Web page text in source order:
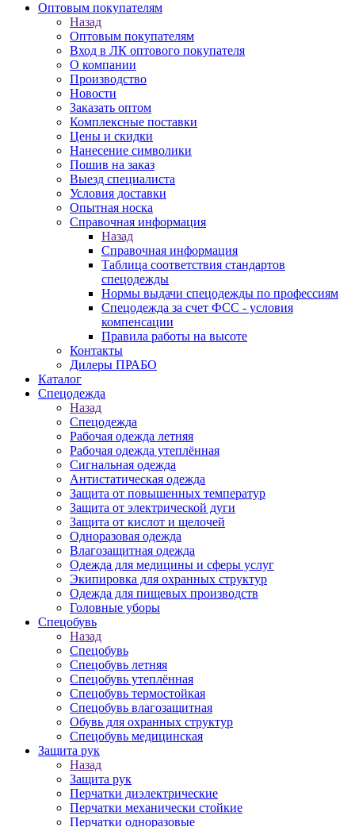
Оптовым покупателям
Назад
Оптовым покупателям
Вход в ЛК оптового покупателя
О компании
Производство
Новости
Заказать оптом
Комплексные поставки
Цены и скидки
Нанесение символики
Пошив на заказ
Выезд специалиста
Условия доставки
Опытная носка
Справочная информация
Назад
Справочная информация
Таблица соответствия стандартов
спецодежды
Нормы выдачи спецодежды по профессиям
Спецодежда за счет ФСС - условия
компенсации
Правила работы на высоте
Контакты
Дилеры ПРАБО
Каталог
Спецодежда
Назад
Спецодежда
Рабочая одежда летняя
Рабочая одежда утеплённая
Сигнальная одежда
Антистатическая одежда
Защита от повышенных температур
Защита от электрической дуги
Защита от кислот и щелочей
Одноразовая одежда
Влагозащитная одежда
Одежда для медицины и сферы услуг
Экипировка для охранных структур
Одежда для пищевых производств
Головные уборы
Спецобувь
Назад
Спецобувь
Спецобувь летняя
Спецобувь утеплённая
Спецобувь термостойкая
Спецобувь влагозащитная
Обувь для охранных структур
Спецобувь медицинская
Защита рук
Назад
Защита рук
Перчатки диэлектрические
Перчатки механически стойкие
Перчатки одноразовые